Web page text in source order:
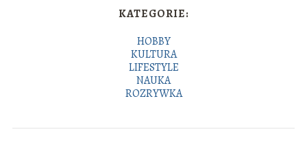
KATEGORIE:
HOBBY
KULTURA
LIFESTYLE
NAUKA
ROZRYWKA